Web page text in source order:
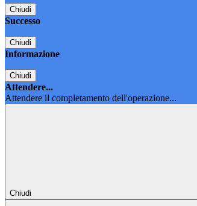
Chiudi
Successo
Chiudi
Informazione
Chiudi
Attendere...
Attendere il completamento dell'operazione...
Chiudi